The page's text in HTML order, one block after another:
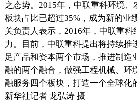
之态势。2015年，中联重科环境
板块占比已超过35%，成为新的业
关负责人表示，2016年，中联重
力。目前，中联重科提出将持续推
足产品和资本两个市场，推进制造
融的两个融合，做强工程机械、环
融服务四个板块，打造一个全球化
新华社记者 龙弘涛 摄